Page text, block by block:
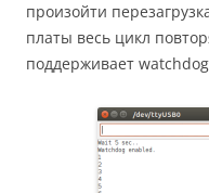
произойти
платы весь цикл
поддерживает